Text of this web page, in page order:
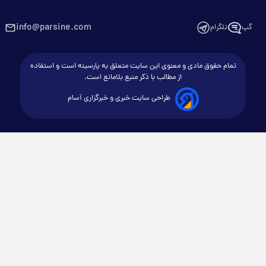
گپ تلگرام info@parsine.com
تمام حقوق مادی و معنوی این سایت متعلق به پارسینه است و استفاده
از مطالب با ذکر منبع بلامانع است.
طراحی سایت خبری و خبرگزاری آسام